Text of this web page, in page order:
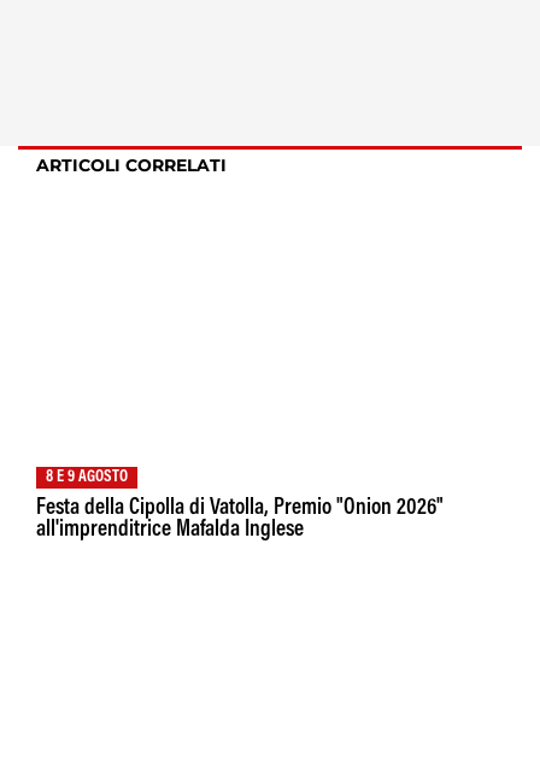
ARTICOLI CORRELATI
8 E 9 AGOSTO
Festa della Cipolla di Vatolla, Premio "Onion 2026"
all'imprenditrice Mafalda Inglese